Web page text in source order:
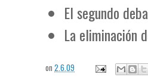
El segundo
La eliminación
on2.6.09